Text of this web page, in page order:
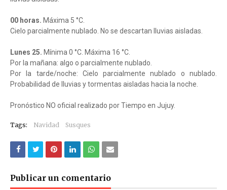
00 horas. Máxima 5 °C.
Cielo parcialmente nublado. No se descartan lluvias aisladas.
Lunes 25. Mínima 0 °C. Máxima 16 °C.
Por la mañana: algo o parcialmente nublado.
Por la tarde/noche: Cielo parcialmente nublado o nublado.
Probabilidad de lluvias y tormentas aisladas hacia la noche.
Pronóstico NO oficial realizado por Tiempo en Jujuy.
Tags: Navidad Susques
Publicar un comentario